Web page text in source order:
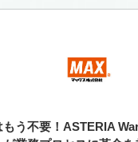
もう不要！ASTERIA